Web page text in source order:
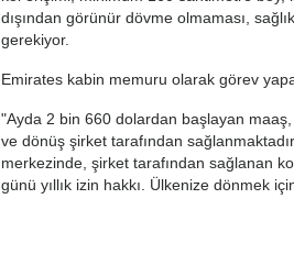
dışından görünür dövme olmaması,
gerekiyor.
Emirates kabin memuru olarak görev
"Ayda 2 bin 660 dolardan başlayan
ve dönüş şirket tarafından
merkezinde, şirket tarafından sağlanan
günü yıllık izin hakkı. Ülkenize dönmek